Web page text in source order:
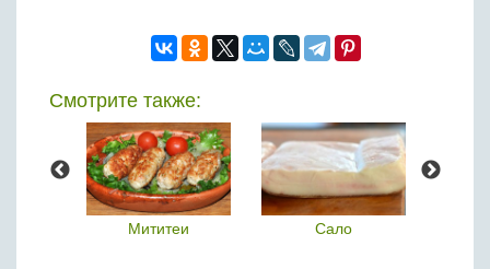
Смотрите также:
Мититеи Сало